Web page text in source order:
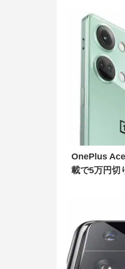
OnePlus
載で5万円切